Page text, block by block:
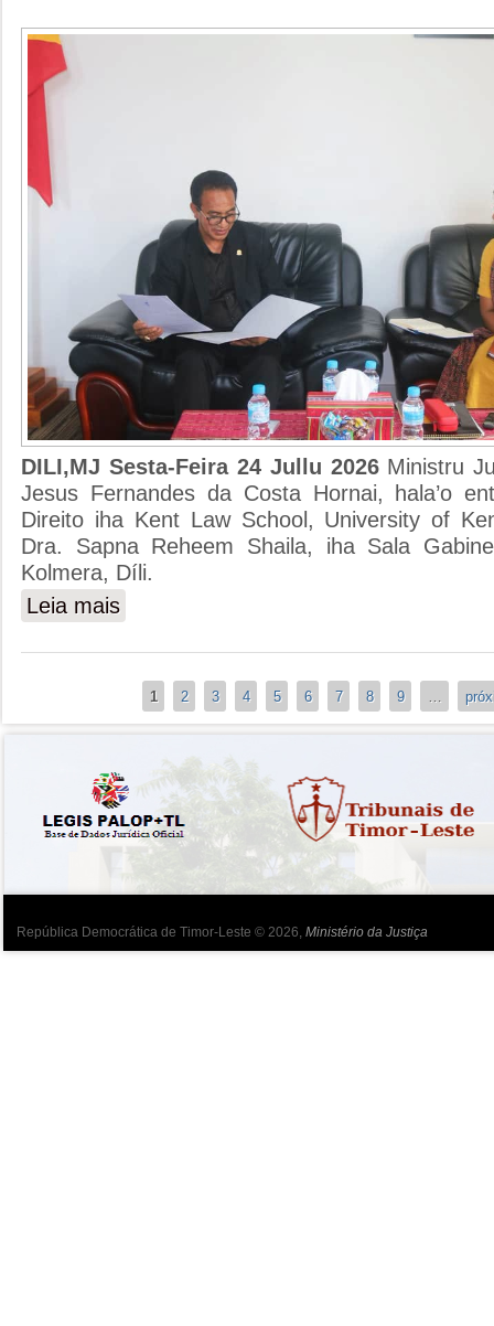
DILI,MJ Sesta-Feira 24 Jullu 2026 Ministru
Jesus Fernandes da Costa Hornai, hala’o
Direito iha Kent Law School, University of
Dra. Sapna Reheem Shaila, iha Sala
Kolmera, Díli.
Leia mais
1 2 3 4 5 6 7 8 9
República Democrática de Timor-Leste © 2026, Ministério da Justiça